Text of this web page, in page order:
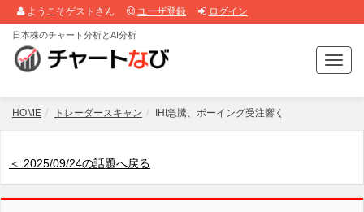
ようこそゲストさん ユーザ登録 ログイン
T
o
g
日本株のチャート分析とAI分析
HOME トレーダースキャン IHI急騰、ボーイング受注響く
＜ 2025/09/24の話題へ戻る